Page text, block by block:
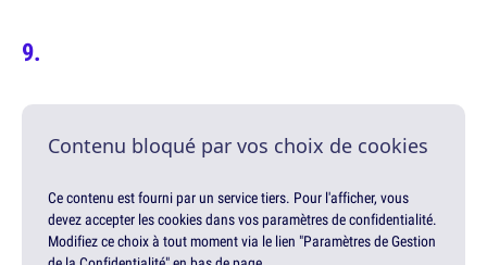
Contenu bloqué par vos choix de cookies
Ce contenu est fourni par un service tiers. Pour l'afficher, vous
devez accepter les cookies dans vos paramètres de confidentialité.
Modifiez ce choix à tout moment via le lien "Paramètres de Gestion